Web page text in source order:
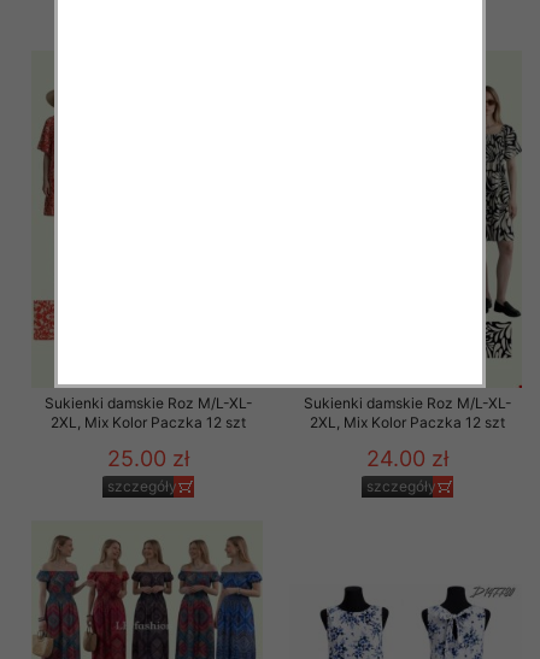
Sukienki damskie Roz M/L-XL-
2XL, Mix Kolor Paczka 12 szt
25.00 zł
szczegóły
Sukienki damskie Roz M/L-XL-
2XL, Mix Kolor Paczka 12 szt
24.00 zł
szczegóły